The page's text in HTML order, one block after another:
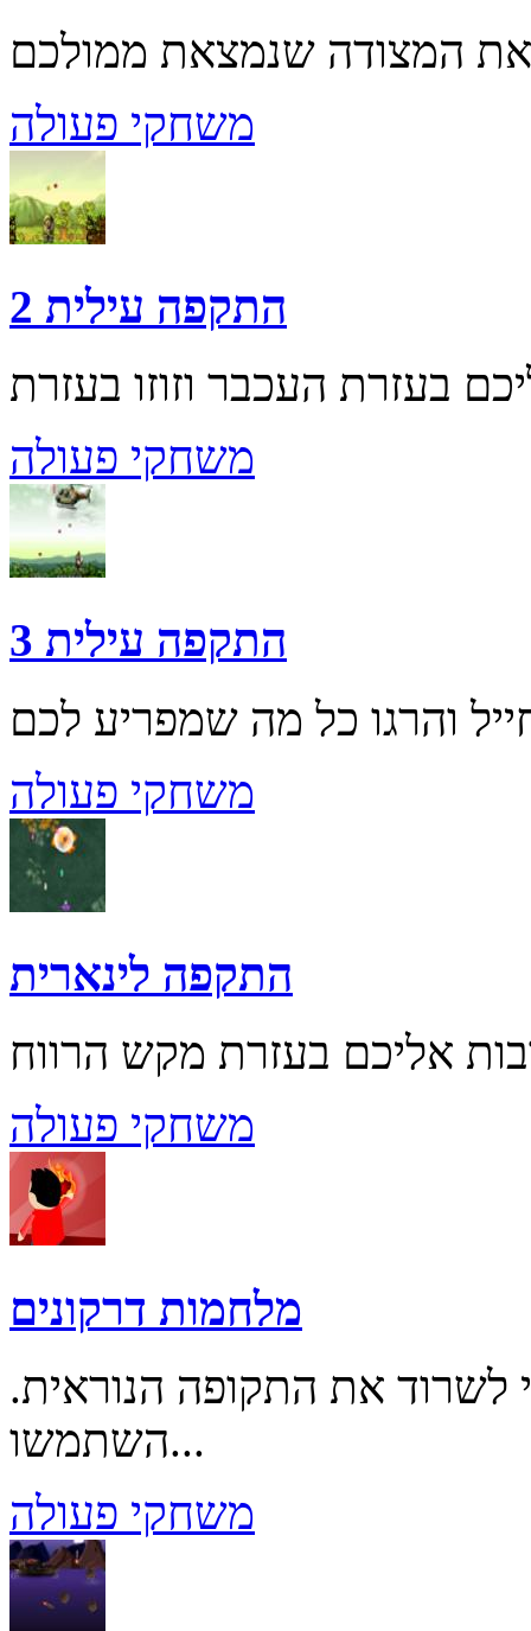
משחקי פעולה
התקפה עילית 2
משחקי פעולה
התקפה עילית 3
משחקי פעולה
התקפה לינארית
משחקי פעולה
מלחמות דרקונים
לשרוד את התקופה הנוראית.
השתמשו...
משחקי פעולה